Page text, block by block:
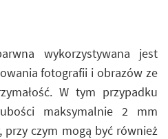
wykorzystywana jest
fotografii i obrazów ze
W tym przypadku
maksymalnie 2 mm
przy czym mogą być również